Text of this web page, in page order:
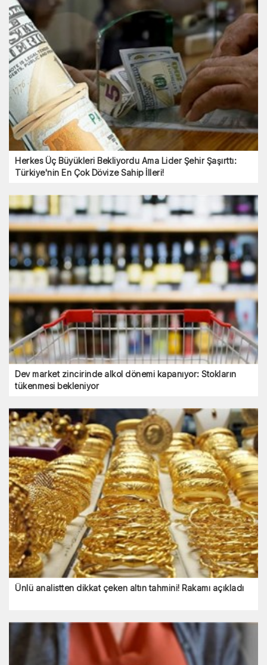
Herkes Üç Büyükleri Bekliyordu Ama Lider Şehir Şaşırttı:
Türkiye'nin En Çok Dövize Sahip İlleri!
Dev market zincirinde alkol dönemi kapanıyor: Stokların
tükenmesi bekleniyor
Ünlü analistten dikkat çeken altın tahmini! Rakamı açıkladı